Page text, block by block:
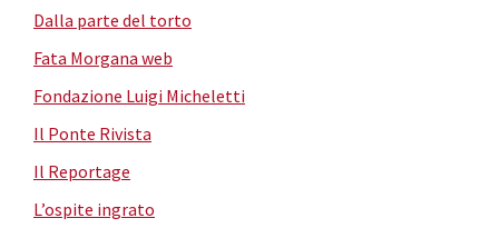
Dalla parte del torto
Fata Morgana web
Fondazione Luigi Micheletti
Il Ponte Rivista
Il Reportage
L’ospite ingrato